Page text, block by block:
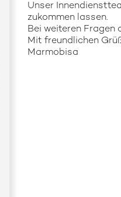
Unser
zukommen lassen.
Bei weiteren Fragen
Mit freundlichen
Marmobisa